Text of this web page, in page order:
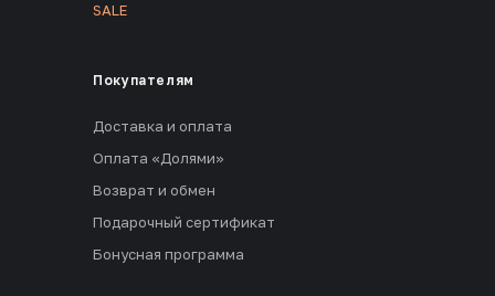
SALE
Покупателям
Доставка и оплата
Оплата «Долями»
Возврат и обмен
Подарочный сертификат
Бонусная программа